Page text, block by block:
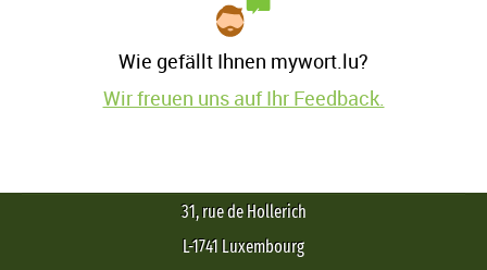
Wie gefällt Ihnen mywort.lu?
Wir freuen uns auf Ihr Feedback.
31, rue de Hollerich
L-1741 Luxembourg